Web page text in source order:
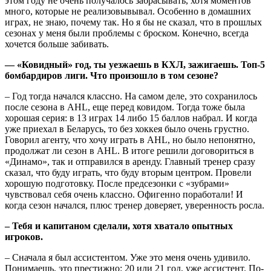
много, которые не реализовывывал. Особенно в домашних
играх, не знаю, почему так. Но я бы не сказал, что в прошлых
сезонах у меня были проблемы с броском. Конечно, всегда
хочется больше забивать.
— «Ковидный» год, ты уезжаешь в КХЛ, зажигаешь. Топ-5
бомбардиров лиги. Что произошло в том сезоне?
– Год тогда начался классно. На самом деле, это сохранилось
после сезона в AHL, еще перед ковидом. Тогда тоже была
хорошая серия: в 13 играх 14 либо 15 баллов набрал. И когда
уже приехал в Беларусь, то без хоккея было очень грустно.
Говорил агенту, что хочу играть в AHL, но было непонятно,
продолжат ли сезон в AHL. В итоге решили договориться в
«Динамо», так и отправился в аренду. Главный тренер сразу
сказал, что буду играть, что буду вторым центром. Провели
хорошую подготовку. После предсезонки с «зубрами»
чувствовал себя очень классно. Офигенно поработали! И
когда сезон начался, плюс тренер доверяет, уверенность росла.
– Тебя и капитаном сделали, хотя хватало опытных
игроков.
– Сначала я был ассистентом. Уже это меня очень удивило.
Понимаешь, это престижно: 20 или 21 год, уже ассистент. По-